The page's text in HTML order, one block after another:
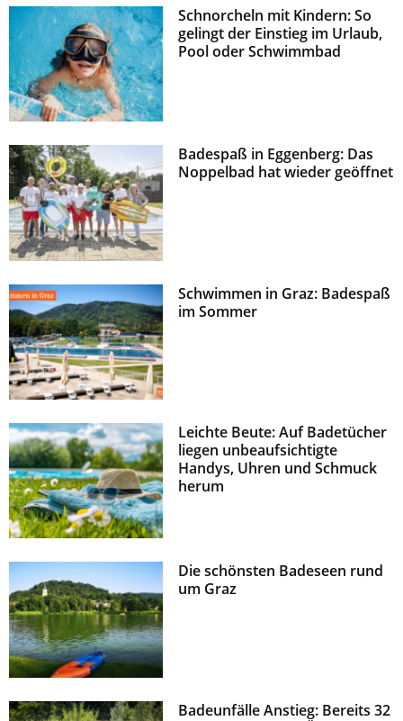
Schnorcheln mit Kindern: So
gelingt der Einstieg im Urlaub,
Pool oder Schwimmbad
Badespaß in Eggenberg: Das
Noppelbad hat wieder geöffnet
Schwimmen in Graz: Badespaß
im Sommer
Leichte Beute: Auf Badetücher
liegen unbeaufsichtigte
Handys, Uhren und Schmuck
herum
Die schönsten Badeseen rund
um Graz
Badeunfälle Anstieg: Bereits 32